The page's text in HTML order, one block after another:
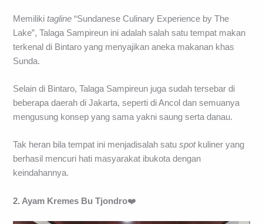
Memilikitagline “Sundanese Culinary Experience by The
Lake”, Talaga Sampireun ini adalah salah satu tempat makan
terkenal di Bintaro yang menyajikan aneka makanan khas
Sunda.
Selain di Bintaro, Talaga Sampireun juga sudah tersebar di
beberapa daerah di Jakarta, seperti di Ancol dan semuanya
mengusung konsep yang sama yakni saung serta danau.
Tak heran bila tempat ini menjadisalah satuspotkuliner yang
berhasil mencuri hati masyarakat ibukota dengan
keindahannya.
2. Ayam Kremes Bu Tjondro❤️